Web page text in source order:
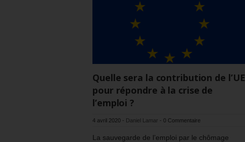
Quelle sera la contribution de l’UE
pour répondre à la crise de
l’emploi ?
4 avril 2020 - Daniel Lamar - 0 Commentaire
La sauvegarde de l’emploi par le chômage